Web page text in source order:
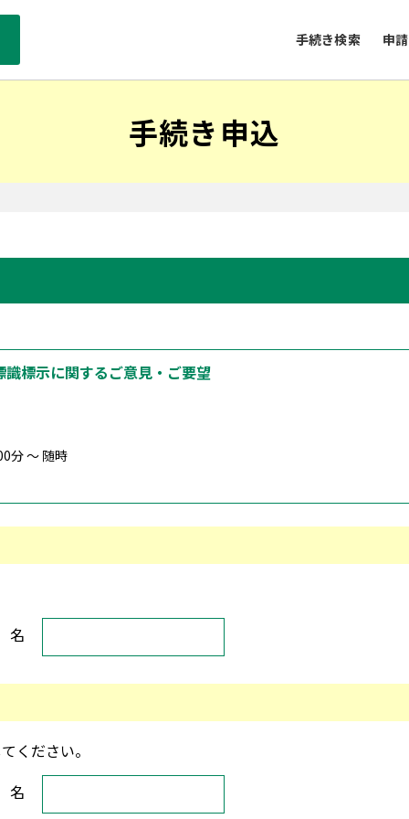
手続き検索 申
手続き申込
識標示に関するご意見・ご要望
分 ～ 随時
名
ください。
名